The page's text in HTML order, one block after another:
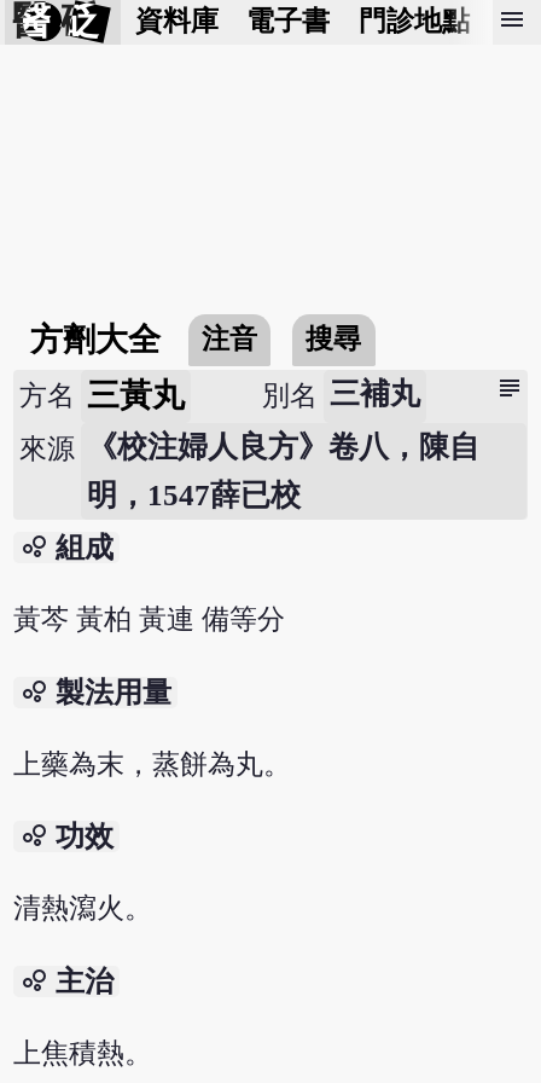
醫 砭 資料庫 電子書 門診地點 預
menu
方劑大全 注音 搜尋
subject
方名 三黃丸 別名 三補丸
來源
《校注婦人良方》卷八，陳自
明，1547薛已校
bubble_chart 組成
黃芩 黃柏 黃連 備等分
bubble_chart 製法用量
上藥為末，蒸餅為丸。
bubble_chart 功效
清熱瀉火。
bubble_chart 主治
上焦積熱。